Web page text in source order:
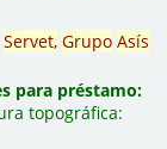
Servet, Grupo Asís
para préstamo:
topográfica: